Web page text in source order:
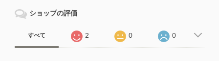
ショップの評価
すべて 2 0 0